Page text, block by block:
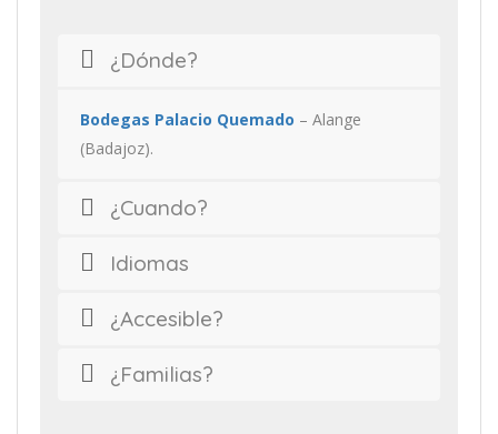
¿Dónde?
Bodegas Palacio Quemado – Alange
(Badajoz).
¿Cuando?
Idiomas
¿Accesible?
¿Familias?